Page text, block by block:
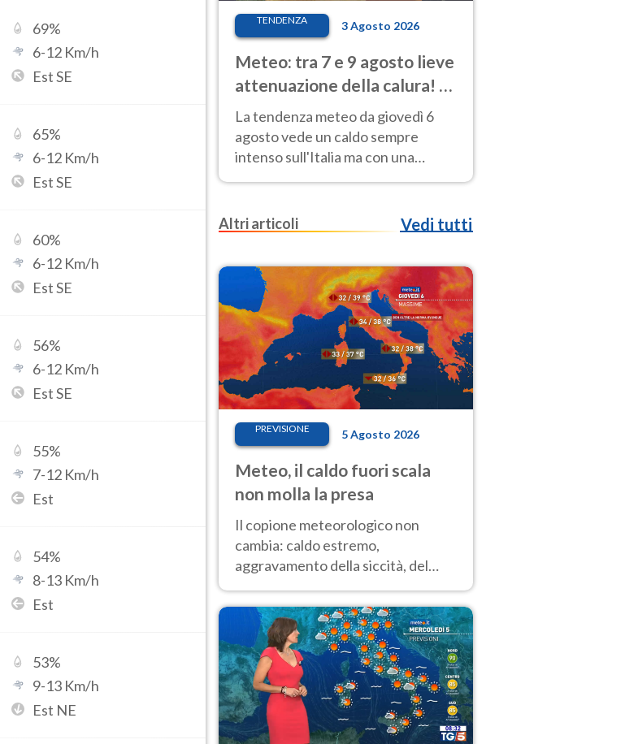
69%
6-12 Km/h
Est SE
65%
6-12 Km/h
Est SE
60%
6-12 Km/h
Est SE
56%
6-12 Km/h
Est SE
55%
7-12 Km/h
Est
54%
8-13 Km/h
Est
53%
9-13 Km/h
Est NE
TENDENZA 3 Agosto 2026
Meteo: tra 7 e 9 agosto lieve
attenuazione della calura! Al
Nord rischio temporali
La tendenza meteo da giovedì 6
agosto vede un caldo sempre
intenso sull'Italia ma con una
parziale e lieve attenuazione tra il 7
Altri articoli
Vedi tutti
PREVISIONE 5 Agosto 2026
Meteo, il caldo fuori scala
non molla la presa
Il copione meteorologico non
cambia: caldo estremo,
aggravamento della siccità, del
calore. Nessun cambiamento fino
Ferragosto